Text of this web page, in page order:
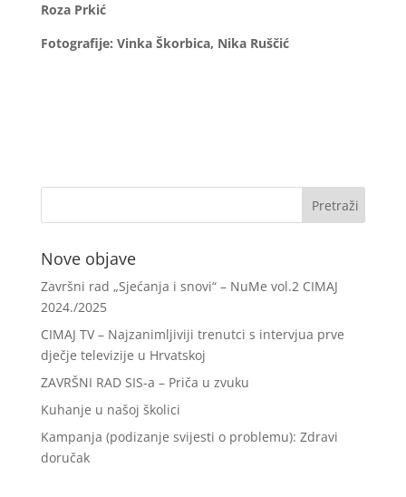
Roza Prkić
Fotografije: Vinka Škorbica, Nika Ruščić
Nove objave
Završni rad „Sjećanja i snovi“ – NuMe vol.2 CIMAJ
2024./2025
CIMAJ TV – Najzanimljiviji trenutci s intervjua prve
dječje televizije u Hrvatskoj
ZAVRŠNI RAD SIS-a – Priča u zvuku
Kuhanje u našoj školici
Kampanja (podizanje svijesti o problemu): Zdravi
doručak